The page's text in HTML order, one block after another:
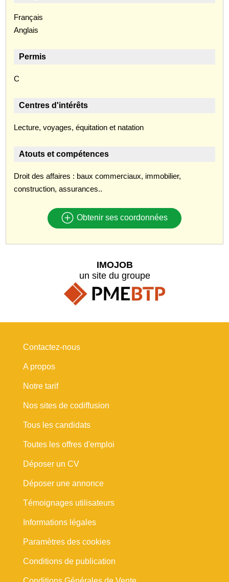
Français
Anglais
Permis
C
Centres d'intérêts
Lecture, voyages, équitation et natation
Atouts et compétences
Droit des affaires : baux commerciaux, immobilier,
construction, assurances..
Obtenir ses coordonnées
IMOJOB
un site du groupe
Contactez-nous
A propos
Notre tarif
Nos sites de codiffusion
Tous les candidats
Toutes les offres d'emploi
Déposer un CV
Déposer une annonce
Témoignages utilisateurs
Informations légales
Paramètres des cookies
Conditions de publication